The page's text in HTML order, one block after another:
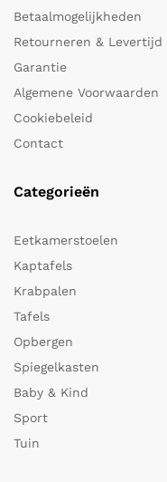
Betaalmogelijkheden
Retourneren & Levertijd
Garantie
Algemene Voorwaarden
Cookiebeleid
Contact
Categorieën
Eetkamerstoelen
Kaptafels
Krabpalen
Tafels
Opbergen
Spiegelkasten
Baby & Kind
Sport
Tuin